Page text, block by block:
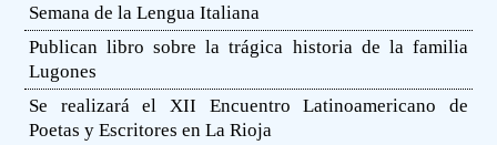
Semana de la Lengua Italiana
Publican libro sobre la trágica historia de la familia
Lugones
Se realizará el XII Encuentro Latinoamericano de
Poetas y Escritores en La Rioja